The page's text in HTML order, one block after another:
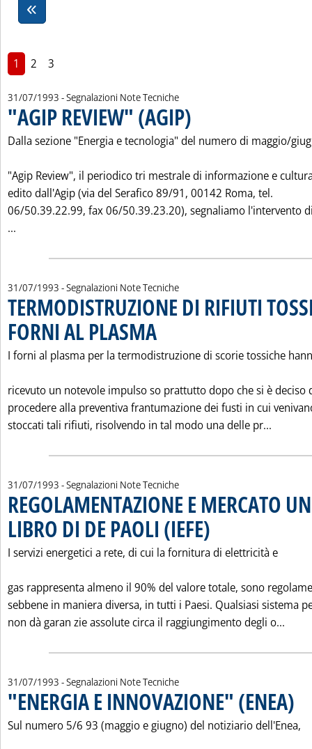
1 2 3
31/07/1993 - Segnalazioni Note Tecniche
"AGIP REVIEW" (AGIP)
Dalla sezione "Energia e tecnologia" del numero di maggio/
"Agip Review", il periodico tri mestrale di informazione e
edito dall'Agip (via del Serafico 89/91, 00142 Roma, tel.
06/50.39.22.99, fax 06/50.39.23.20), segnaliamo l'intervento
...
31/07/1993 - Segnalazioni Note Tecniche
TERMODISTRUZIONE DI RIFIUTI
FORNI AL PLASMA
I forni al plasma per la termodistruzione di scorie tossiche
ricevuto un notevole impulso so prattutto dopo che si è deciso
procedere alla preventiva frantumazione dei fusti in cui
stoccati tali rifiuti, risolvendo in tal modo una delle pr...
31/07/1993 - Segnalazioni Note Tecniche
REGOLAMENTAZIONE E MERCATO
LIBRO DI DE PAOLI (IEFE)
I servizi energetici a rete, di cui la fornitura di elettricità e
gas rappresenta almeno il 90% del valore totale, sono
sebbene in maniera diversa, in tutti i Paesi. Qualsiasi sistema
non dà garan zie assolute circa il raggiungimento degli o...
31/07/1993 - Segnalazioni Note Tecniche
"ENERGIA E INNOVAZIONE" (ENEA)
Sul numero 5/6 93 (maggio e giugno) del notiziario dell'Enea,